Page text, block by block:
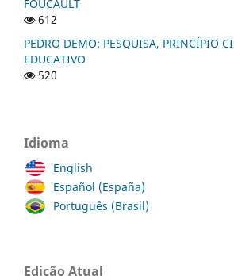
FOUCAULT
612
PEDRO DEMO: PESQUISA, PRINCÍPIO
EDUCATIVO
520
Idioma
English
Español (España)
Português (Brasil)
Edição Atual